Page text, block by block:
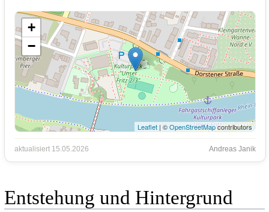
+
−
Leaflet | ©OpenStreetMapcontributors
aktualisiert 15.05.2026 Andreas Janik
Entstehung und Hintergrund